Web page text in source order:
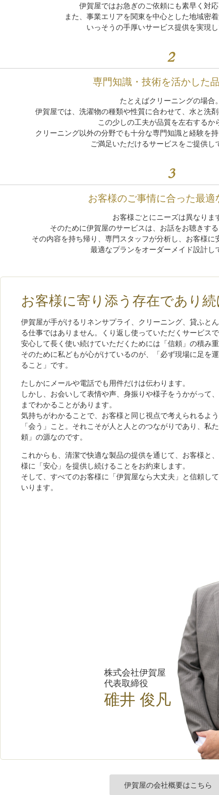
伊賀屋ではお急ぎのご依頼にも素早く対
また、事業エリアを関東を中心とした地域密
いっそうの手厚いサービス提供を実現
2
専門知識・技術を活かした
たとえばクリーニングの場合
伊賀屋では、洗濯物の種類や性質に合わせて、水と洗
この少しの工夫が品質を左右するか
クリーニング以外の分野でも十分な専門知識と経験を
ご満足いただけるサービスをご提供し
3
お客様のご事情に合った最適
お客様ごとにニーズは異なりま
そのために伊賀屋のサービスは、お話をお聴きす
その内容を持ち帰り、専門スタッフが分析し、お客様に
最適なプランをオーダーメイド設計し
お客様に寄り添う存在であり
伊賀屋が手がけるリネンサプライ、クリーニング、貸ふと
る仕事ではありません。くり返し使っていただくサービス
安心して長く使い続けていただくためには「信頼」の積み
そのために私どもが心がけているのが、「必ず現場に足を
ること」です。
たしかにメールや電話でも用件だけは伝わります。
しかし、お会いして表情や声、身振りや様子をうかがって
までわかることがあります。
気持ちがわかることで、お客様と同じ視点で考えられるよ
「会う」こと。それこそが人と人とのつながりであり、私
頼」の源なのです。
これからも、清潔で快適な製品の提供を通じて、お客様と
様に「安心」を提供し続けることをお約束します。
そして、すべてのお客様に「伊賀屋なら大丈夫」と信頼し
いります。
株式会社伊賀屋
代表取締役
碓井 俊凡
伊賀屋の会社概要はこちら